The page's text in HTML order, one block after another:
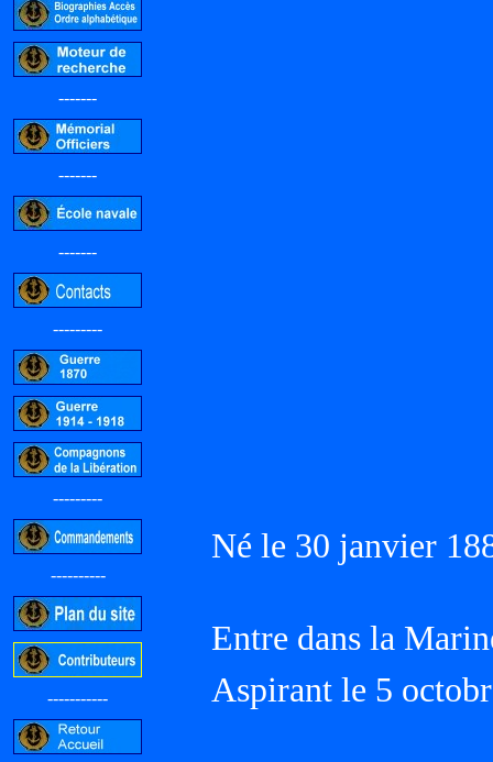
-------
-------
-------
---------
---------
----------
-----------
Né le 30 janvier
Entre dans la
Aspirant le 5